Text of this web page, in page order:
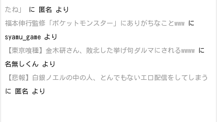
たね」
に 匿名
より
福本伸行監修「ポケットモンスター」にありがちなことwww に
syamu_game より
【東京喰種】金木研さん、敗北した挙げ句ダルマにされるwwww に
名無しくん より
【悲報】白銀ノエルの中の人、とんでもないエロ配信をしてしまう
に
匿名 より